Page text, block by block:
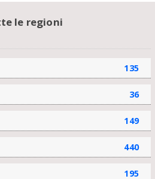
le regioni
135
36
149
440
195